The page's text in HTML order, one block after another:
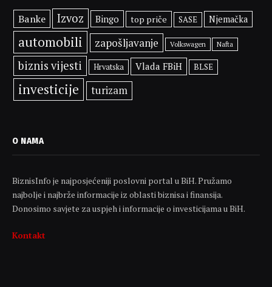
Banke Izvoz Bingo top priče SASE Njemačka
automobili zapošljavanje Volkswagen Nafta
biznis vijesti Hrvatska Vlada FBiH BLSE
investicije turizam
O NAMA
BiznisInfo je najposjećeniji poslovni portal u BiH. Pružamo
najbolje i najbrže informacije iz oblasti biznisa i finansija.
Donosimo savjete za uspjeh i informacije o investicijama u BiH.
Kontakt